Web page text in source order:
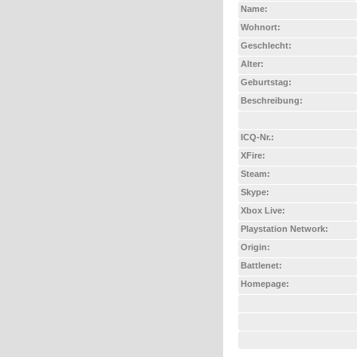
Name:
Wohnort:
Geschlecht:
Alter:
Geburtstag:
Beschreibung:
ICQ-Nr.:
XFire:
Steam:
Skype:
Xbox Live:
Playstation Network:
Origin:
Battlenet:
Homepage: